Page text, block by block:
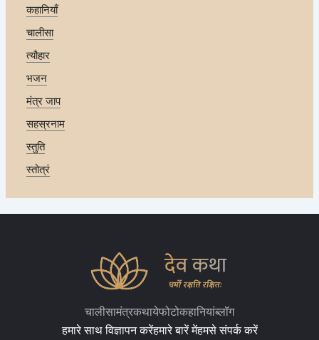
कहानियाँ
चालीसा
त्यौहार
भजन
मंत्र जाप
सहस्रनाम
स्तुति
स्तोत्रं
चालीसामंत्रकथायेफोटोकहानियांब्लॉग
हमारे साथ विज्ञापन करेंहमारे बारें मेंहमसे संपर्क करें